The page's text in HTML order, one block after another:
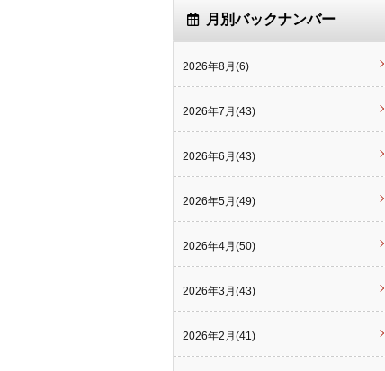
月別バックナンバー
2026年8月(6)
2026年7月(43)
2026年6月(43)
2026年5月(49)
2026年4月(50)
2026年3月(43)
2026年2月(41)